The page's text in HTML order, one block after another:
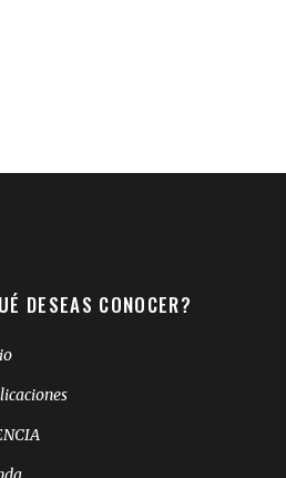
DESEAS CONOCER?